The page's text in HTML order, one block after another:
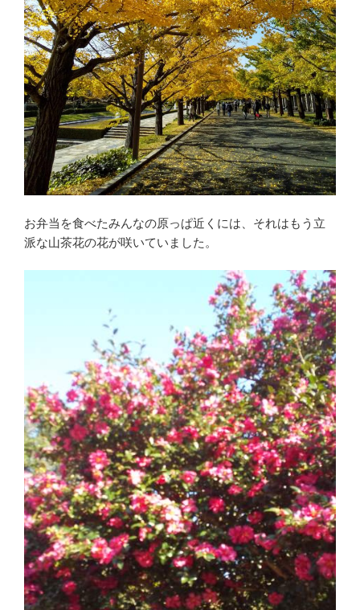
お弁当を食べたみんなの原っぱ近くには、それはもう立
派な山茶花の花が咲いていました。